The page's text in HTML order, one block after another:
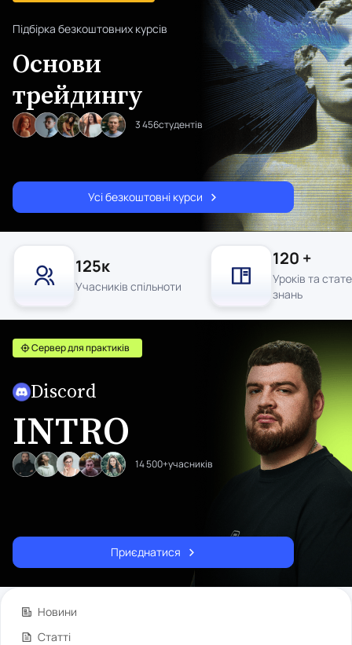
Підбірка безкоштовних курсів
Основи
трейдингу
3 456студентів
Усі безкоштовні курси
125к
Учасників спільноти
120 +
Уроків та
знань
Сервер для практиків
Discord
INTRO
14 500+учасників
Приєднатися
Новини
Статті